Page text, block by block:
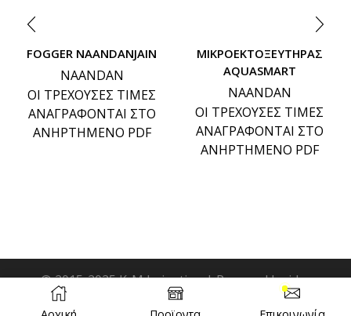
FOGGER NAANDANJAIN
NAANDAN
ΟΙ ΤΡΕΧΟΥΣΕΣ ΤΙΜΕΣ
ΑΝΑΓΡΑΦΟΝΤΑΙ ΣΤΟ
ΑΝΗΡΤΗΜΕΝΟ PDF
ΜΙΚΡΟΕΚΤΟΞΕΥΤΗΡΑΣ
AQUASMART
NAANDAN
ΟΙ ΤΡΕΧΟΥΣΕΣ ΤΙΜΕΣ
ΑΝΑΓΡΑΦΟΝΤΑΙ ΣΤΟ
ΑΝΗΡΤΗΜΕΝΟ PDF
© 2015-2025 K-M Irrigation | Powered by idcs